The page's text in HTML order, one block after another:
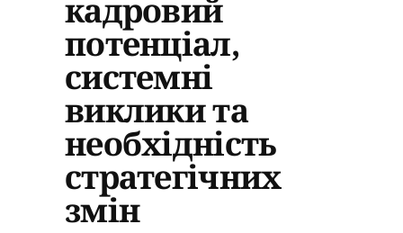
кадровий
потенціал,
системні
виклики та
необхідність
стратегічних
змін